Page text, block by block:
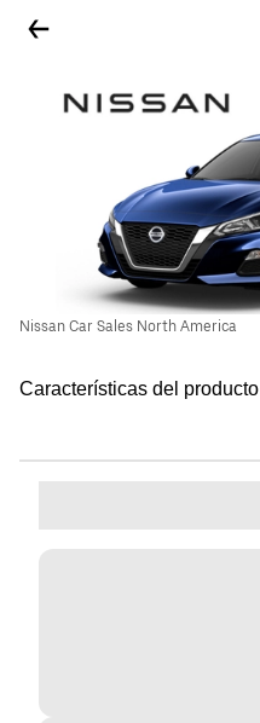
Nissan Car Sales North America
Características del producto